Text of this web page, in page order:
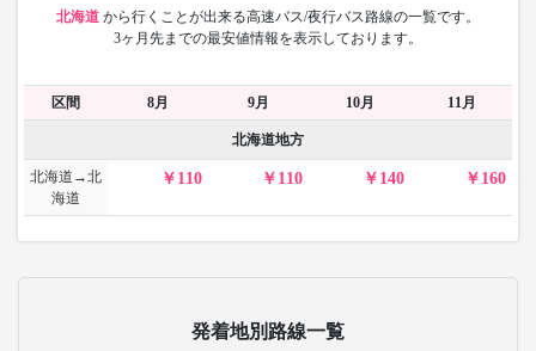
北海道 から行くことが出来る高速バス/夜行バス路線の一覧です。
3ヶ月先までの最安値情報を表示しております。
区間 8月 9月 10月 11月
北海道地方
北海道→北
海道
110 110 140 160
発着地別路線一覧